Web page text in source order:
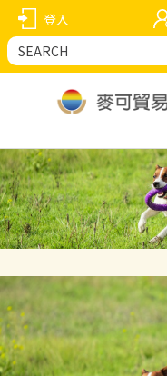
登入